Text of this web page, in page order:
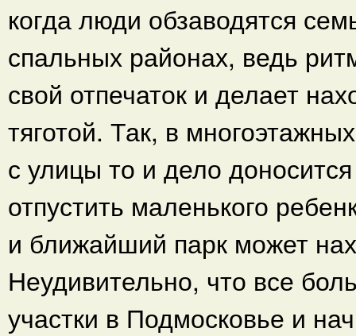
когда люди обзаводятся
спальных районах, ведь
свой отпечаток и делает
тяготой. Так, в
с улицы то и дело
отпустить маленького
и ближайший парк может
Неудивительно, что все
участки в Подмосковье и